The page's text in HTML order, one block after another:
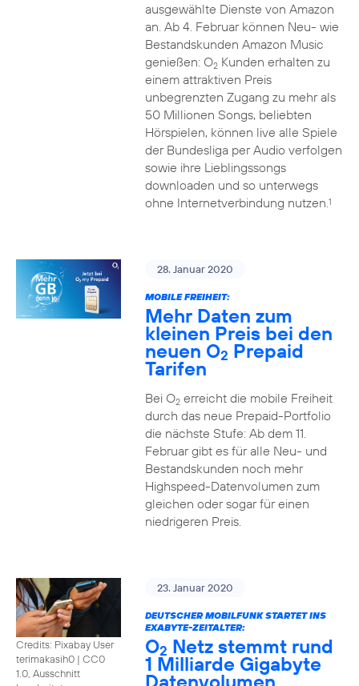
ausgewählte Dienste von Amazon
an. Ab 4. Februar können Neu- wie
Bestandskunden Amazon Music
genießen: O2Kunden erhalten zu
einem attraktiven Preis
unbegrenzten Zugang zu mehr als
50 Millionen Songs, beliebten
Hörspielen, können live alle Spiele
der Bundesliga per Audio verfolgen
sowie ihre Lieblingssongs
downloaden und so unterwegs
ohne Internetverbindung nutzen.1
28. Januar 2020
MOBILE FREIHEIT:
Mehr Daten zum
kleinen Preis bei den
neuen O2 Prepaid
Tarifen
Bei O2erreicht die mobile Freiheit
durch das neue Prepaid-Portfolio
die nächste Stufe: Ab dem 11.
Februar gibt es für alle Neu- und
Bestandskunden noch mehr
Highspeed-Datenvolumen zum
gleichen oder sogar für einen
niedrigeren Preis.
Credits: Pixabay User
terimakasih0 | CC0
1.0, Ausschnitt
23. Januar 2020
DEUTSCHER MOBILFUNK STARTET INS
EXABYTE-ZEITALTER:
O2 Netz stemmt rund
1 Milliarde Gigabyte
Datenvolumen